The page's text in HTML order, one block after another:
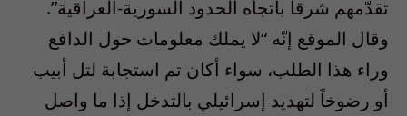
تقدّمهم شرقاً باتجاه الحدود السورية-العراقية”.
وقال الموقع إنّه “لا يملك معلومات حول الدافع
وراء هذا الطلب، سواء أكان تم استجابة لتل أبيب
أو رضوخاً لتهديد إسرائيلي بالتدخل إذا ما واصل